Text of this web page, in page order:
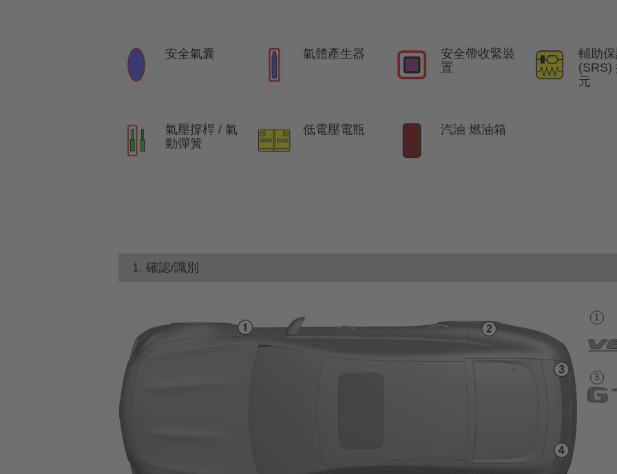
安全氣囊 氣體產生器
安全帶收緊裝
置
輔助
(SRS)
元
氣壓撐桿 / 氣
動彈簧
低電壓電瓶 汽油 燃油箱
1. 確認/識別